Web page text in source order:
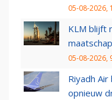
05-08-2026,
KLM blijft
05-08-2026,
Riyadh
opnieuw